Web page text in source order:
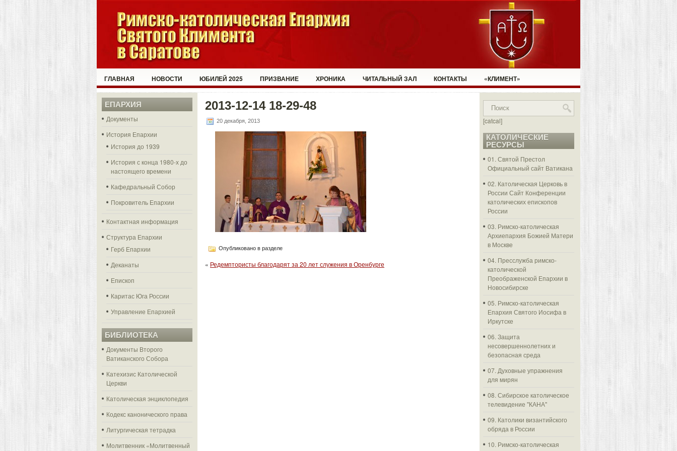
ГЛАВНАЯ НОВОСТИ ЮБИЛЕЙ 2025 ПРИЗВАНИЕ ХРОНИКА ЧИТАЛЬНЫЙ ЗАЛ КОНТАКТЫ «КЛИМЕНТ»
ЕПАРХИЯ
Документы
История Епархии
История до 1939
История с конца 1980-х до
настоящего времени
Кафедральный Собор
Покровитель Епархии
Контактная информация
Структура Епархии
Герб Епархии
Деканаты
Епископ
Каритас Юга России
Управление Епархией
БИБЛИОТЕКА
Документы Второго
Ватиканского Собора
Катехизис Католической
Церкви
Католическая энциклопедия
Кодекс канонического права
Литургическая тетрадка
Молитвенник «Молитвенный
2013-12-14 18-29-48
20 декабря, 2013
Опубликовано в разделе
« Редемптористы благодарят за 20 лет служения в Оренбурге
[catcal]
КАТОЛИЧЕСКИЕ
РЕСУРСЫ
01. Святой Престол
Официальный сайт Ватикана
02. Католическая Церковь в
России Сайт Конференции
католических епископов
России
03. Римско-католическая
Архиепархия Божией Матери
в Москве
04. Пресслужба римско-
католической
Преображенской Епархии в
Новосибирске
05. Римско-католическая
Епархия Святого Иосифа в
Иркутске
06. Защита
несовершеннолетних и
безопасная среда
07. Духовные упражнения
для мирян
08. Сибирское католическое
телевидение "КАНА"
09. Католики византийского
обряда в России
10. Римско-католическая